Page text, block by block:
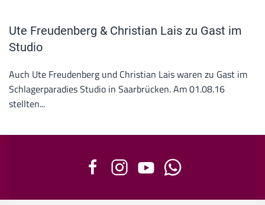
Ute Freudenberg & Christian Lais zu Gast im
Studio
Auch Ute Freudenberg und Christian Lais waren zu Gast im
Schlagerparadies Studio in Saarbrücken. Am 01.08.16
stellten...